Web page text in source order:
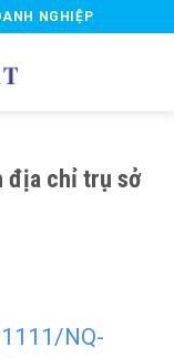
NGHIỆP
địa chỉ trụ sở
NQ-